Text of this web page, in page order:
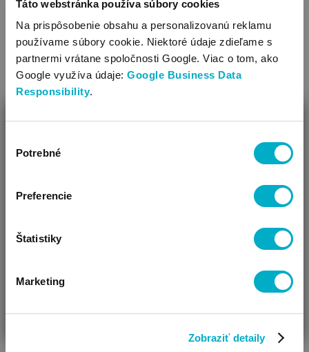
Táto webstránka používa súbory cookies
Na prispôsobenie obsahu a personalizovanú reklamu
používame súbory cookie. Niektoré údaje zdieľame s
partnermi vrátane spoločnosti Google. Viac o tom, ako
Google využíva údaje: Google Business Data
Responsibility.
súhlasu
Potrebné
Preferencie
Štatistiky
Marketing
Zobraziť detaily
10+1 najobľúbenejších detských autosedačiek v Brendon